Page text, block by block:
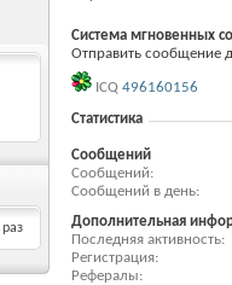
раз
Система мгновенных
Отправить сообщение
ICQ 496160156
Статистика
Сообщений
Сообщений
Сообщений в день
Дополнительная
Последняя активность
Регистрация
Рефералы